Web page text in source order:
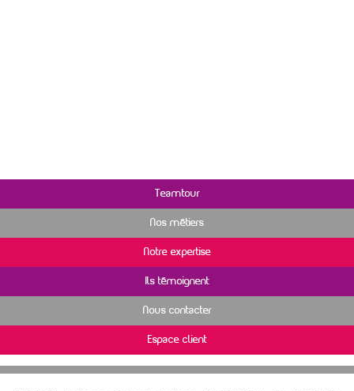
Teamtour
Nos métiers
Notre expertise
Ils témoignent
Nous contacter
Espace client